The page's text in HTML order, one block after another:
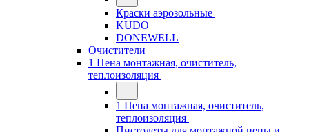
Краски аэрозольные
KUDO
DONEWELL
Очистители
1 Пена монтажная, очиститель,
теплоизоляция
1 Пена монтажная, очиститель,
теплоизоляция